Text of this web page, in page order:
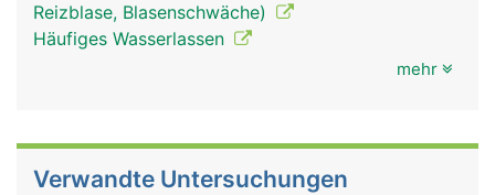
Reizblase, Blasenschwäche)
Häufiges Wasserlassen
mehr
Verwandte Untersuchungen